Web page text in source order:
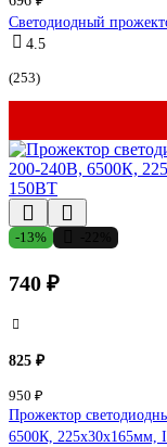
Светодиодный
4.5
(253)
-13%
740 ₽
825 ₽
950 ₽
Прожектор
6500К,